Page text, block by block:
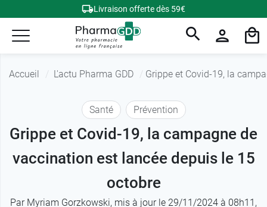
Livraison offerte dès 59€
Accueil L'actu Pharma GDD Grippe et Covid-19, la
Santé Prévention
Grippe et Covid-19, la campagne de
vaccination est lancée depuis le 15
octobre
Par Myriam Gorzkowski, mis à jour le 29/11/2024 à 08h11,